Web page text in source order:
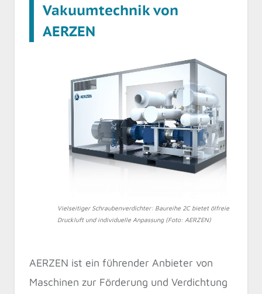
Vakuumtechnik von
AERZEN
Vielseitiger Schraubenverdichter: Baureihe 2C bietet ölfreie
Druckluft und individuelle Anpassung (Foto: AERZEN)
AERZEN ist ein führender Anbieter von
Maschinen zur Förderung und Verdichtung